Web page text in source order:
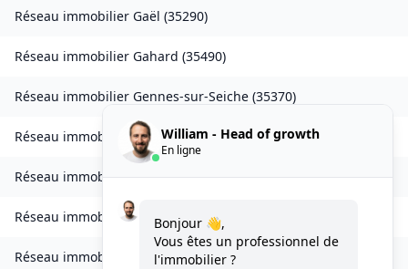
Réseau immobilier Gaël (35290)
Réseau immobilier Gahard (35490)
Réseau immobilier Gennes-sur-Seiche (35370)
Réseau immobilierGévezé(35850 )
Réseau immobilierGosné(35140)
Réseau immobilierLa Gouesnière(
Réseau immobilier Goven(35580)
William - Head of growth
En ligne
Bonjour 👋,
Vous êtes un professionnel de
l'immobilier ?